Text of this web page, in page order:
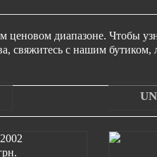
ценовом диапазоне. Чтобы
свяжитесь с нашим